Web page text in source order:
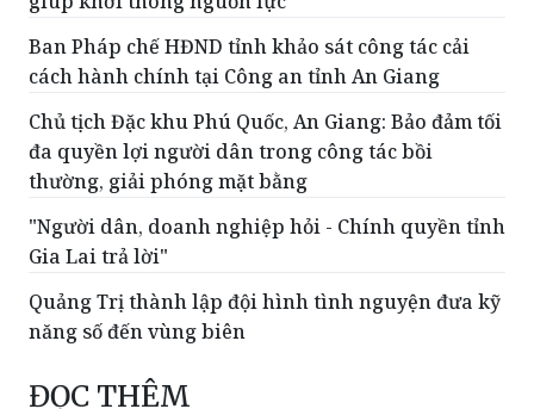
cách hành chính tại Công an tỉnh An Giang
Chủ tịch Đặc khu Phú Quốc, An Giang: Bảo đảm tối
đa quyền lợi người dân trong công tác bồi
thường, giải phóng mặt bằng
"Người dân, doanh nghiệp hỏi - Chính quyền tỉnh
Gia Lai trả lời"
Quảng Trị thành lập đội hình tình nguyện đưa kỹ
năng số đến vùng biên
ĐỌC THÊM
TP Huế: Thực tập phương án chữa cháy